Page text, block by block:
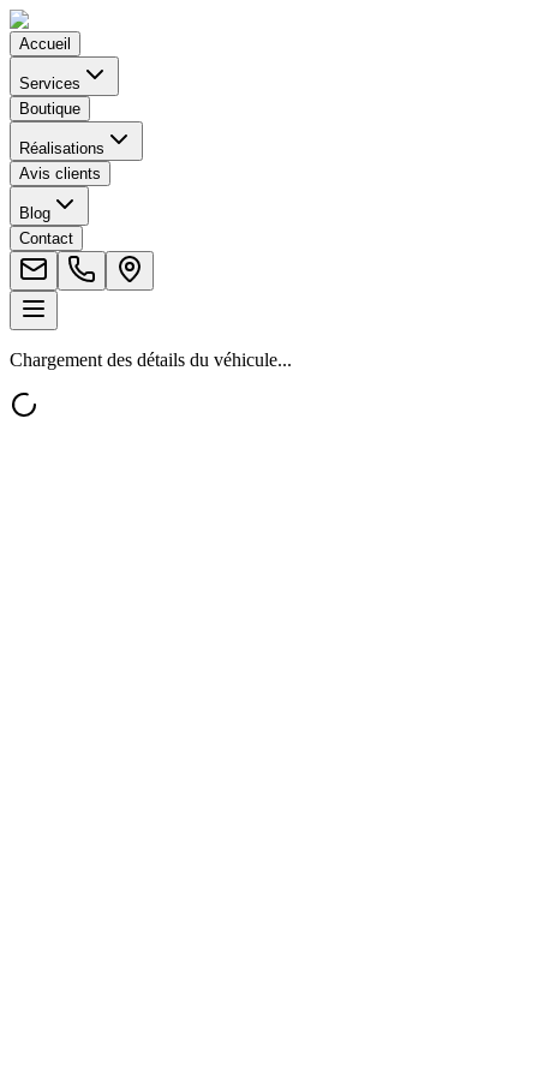
Accueil
Services
Boutique
Réalisations
Avis clients
Blog
Contact
Chargement des détails du véhicule...